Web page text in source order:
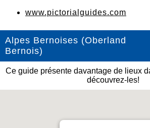
www.pictorialguides.com
Alpes Bernoises (Oberland
Bernois)
Ce guide présente davantage de lieux
découvrez-les!